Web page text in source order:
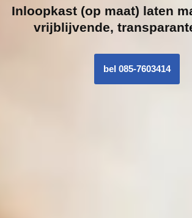
Inloopkast (op maat) laten
vrijblijvende,
bel 085-7603414